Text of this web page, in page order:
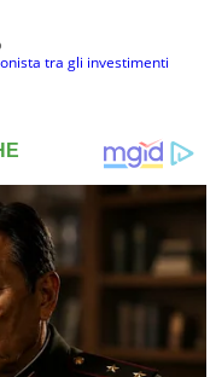
tra gli investimenti